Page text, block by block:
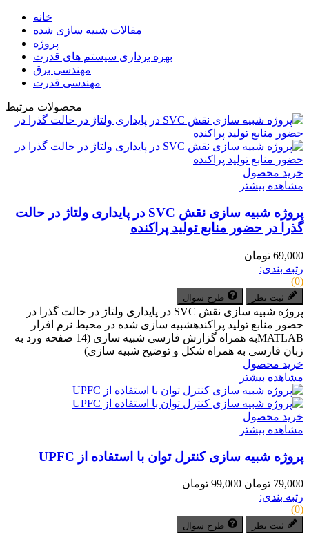
خانه
مقالات شبیه سازی شده
پروژه
بهره برداری سیستم های قدرت
مهندسی برق
مهندسی قدرت
محصولات مرتبط
خرید محصول
مشاهده بیشتر
پروژه شبیه سازی نقش SVC در پایداری ولتاژ در حالت
گذرا در حضور منابع تولید پراکنده
69,000 تومان
رتبه بندی:
(0)
ثبت نظر طرح سوال
پروژه شبیه سازی نقش SVC در پایداری ولتاژ در حالت گذرا در
حضور منابع تولید پراکندهشبیه سازی شده در محیط نرم افزار
MATLABبه همراه گزارش فارسی شبیه سازی (14 صفحه ورد به
زبان فارسی به همراه شکل و توضیح شبیه سازی)
خرید محصول
مشاهده بیشتر
خرید محصول
مشاهده بیشتر
پروژه شبیه سازی کنترل توان با استفاده از UPFC
79,000 تومان
99,000 تومان
رتبه بندی:
(0)
ثبت نظر طرح سوال